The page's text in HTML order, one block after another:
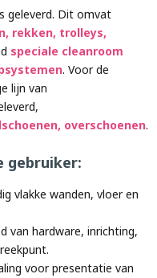
geleverd. Dit omvat
, rekken, trolleys,
speciale cleanroom
. Voor de
lijn van
, overschoenen.
gebruiker:
vlakke wanden, vloer en
van hardware, inrichting,
voor presentatie van